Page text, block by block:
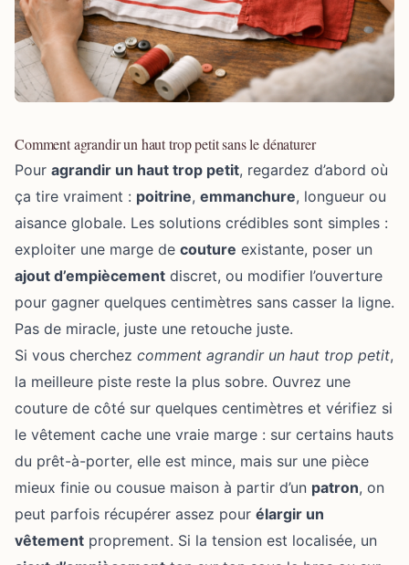
Comment agrandir un haut trop petit sans le dénaturer
Pour agrandir un haut trop petit, regardez d’abord où
ça tire vraiment : poitrine, emmanchure, longueur ou
aisance globale. Les solutions crédibles sont simples :
exploiter une marge de couture existante, poser un
ajout d’empiècement discret, ou modifier l’ouverture
pour gagner quelques centimètres sans casser la ligne.
Pas de miracle, juste une retouche juste.
Si vous cherchez comment agrandir un haut trop petit,
la meilleure piste reste la plus sobre. Ouvrez une
couture de côté sur quelques centimètres et vérifiez si
le vêtement cache une vraie marge : sur certains hauts
du prêt-à-porter, elle est mince, mais sur une pièce
mieux finie ou cousue maison à partir d’un patron, on
peut parfois récupérer assez pour élargir un
vêtement proprement. Si la tension est localisée, un